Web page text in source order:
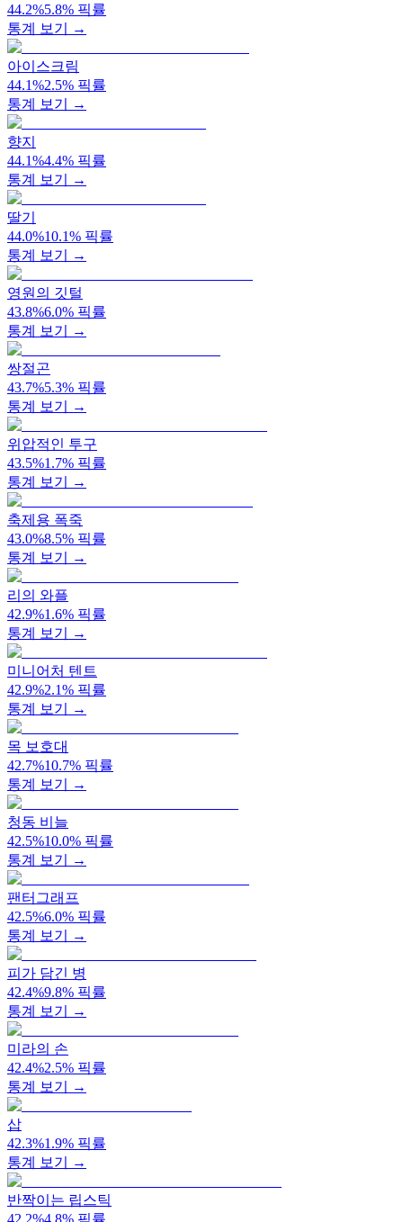
44.2%5.8% 픽률
통계 보기 →
아이스크림
44.1%2.5% 픽률
통계 보기 →
향지
44.1%4.4% 픽률
통계 보기 →
딸기
44.0%10.1% 픽률
통계 보기 →
영원의 깃털
43.8%6.0% 픽률
통계 보기 →
쌍절곤
43.7%5.3% 픽률
통계 보기 →
위압적인 투구
43.5%1.7% 픽률
통계 보기 →
축제용 폭죽
43.0%8.5% 픽률
통계 보기 →
리의 와플
42.9%1.6% 픽률
통계 보기 →
미니어처 텐트
42.9%2.1% 픽률
통계 보기 →
목 보호대
42.7%10.7% 픽률
통계 보기 →
청동 비늘
42.5%10.0% 픽률
통계 보기 →
팬터그래프
42.5%6.0% 픽률
통계 보기 →
피가 담긴 병
42.4%9.8% 픽률
통계 보기 →
미라의 손
42.4%2.5% 픽률
통계 보기 →
삽
42.3%1.9% 픽률
통계 보기 →
반짝이는 립스틱
42.2%4.8% 픽률